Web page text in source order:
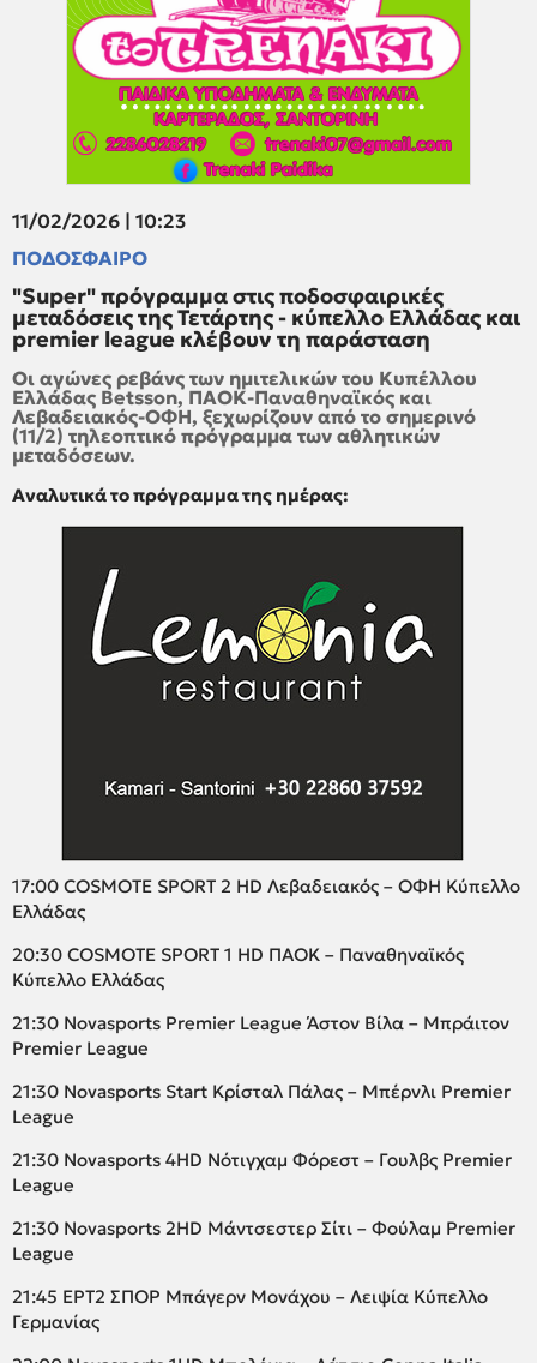
11/02/2026 | 10:23
ΠΟΔΟΣΦΑΙΡΟ
"Super" πρόγραμμα στις ποδοσφαιρικές
μεταδόσεις της Τετάρτης - κύπελλο Ελλάδας και
premier league κλέβουν τη παράσταση
Οι αγώνες ρεβάνς των ημιτελικών του Κυπέλλου
Ελλάδας Betsson, ΠΑΟΚ-Παναθηναϊκός και
Λεβαδειακός-ΟΦΗ, ξεχωρίζουν από το σημερινό
(11/2) τηλεοπτικό πρόγραμμα των αθλητικών
μεταδόσεων.
Αναλυτικά το πρόγραμμα της ημέρας:
17:00 COSMOTE SPORT 2 HD Λεβαδειακός – ΟΦΗ Κύπελλο
Ελλάδας
20:30 COSMOTE SPORT 1 HD ΠΑΟΚ – Παναθηναϊκός
Κύπελλο Ελλάδας
21:30 Novasports Premier League Άστον Βίλα – Μπράιτον
Premier League
21:30 Novasports Start Κρίσταλ Πάλας – Μπέρνλι Premier
League
21:30 Novasports 4HD Νότιγχαμ Φόρεστ – Γουλβς Premier
League
21:30 Novasports 2HD Μάντσεστερ Σίτι – Φούλαμ Premier
League
21:45 ΕΡΤ2 ΣΠΟΡ Μπάγερν Μονάχου – Λειψία Κύπελλο
Γερμανίας